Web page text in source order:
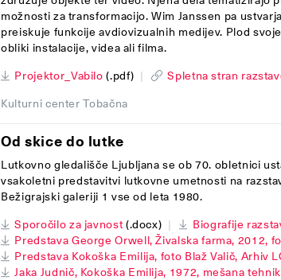
možnosti za transformacijo. Wim Janssen pa
preiskuje funkcije avdiovizualnih medijev. Plod
obliki instalacije, videa ali filma.
Projektor_Vabilo (.pdf) |
Spletna stran
Kulturni center Tobačna
Od skice do lutke
Lutkovno gledališče Ljubljana se ob 70. obletnici
vsakoletni predstavitvi lutkovne umetnosti na
Bežigrajski galeriji 1 vse od leta 1980.
Sporočilo za javnost(.docx) | Biografije
Predstava George Orwell, Živalska farma, 2012,
Predstava Kokoška Emilija, foto Blaž Valič, Arhiv
Jaka Judnič, Kokoška Emilija, 1972, mešana